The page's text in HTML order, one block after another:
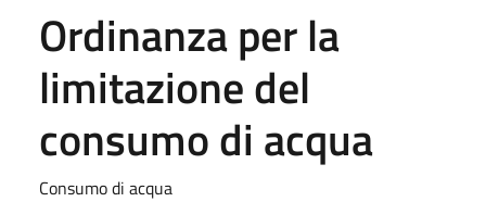
Ordinanza per la
limitazione del
consumo di acqua
Consumo di acqua